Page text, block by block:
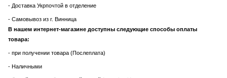
- Доставка Укрпочтой в отделение
- Самовывоз из г. Винница
В нашем интернет-магазине доступны следующие способы оплаты
товара:
- при получении товара (Послеплата)
- Наличными